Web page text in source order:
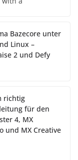
Bazecore unter
Linux –
2 und Defy
richtig
für den
4, MX
und MX Creative